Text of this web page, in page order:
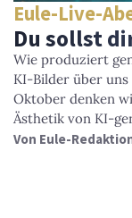
Eule-Live-
Du sollst
Wie produziert
KI-Bilder über uns
Oktober denken
Ästhetik von KI-
Von Eule-